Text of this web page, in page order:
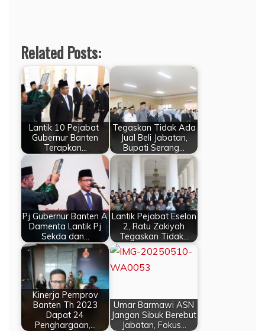
Related Posts:
Lantik 10 Pejabat
Gubernur Banten
Terapkan…
Tegaskan Tidak Ada
Jual Beli Jabatan,
Bupati Serang…
Pj Gubernur Banten A
Damenta Lantik Pj
Sekda dan…
Lantik Pejabat Eselon
2, Ratu Zakiyah
Tegaskan Tidak…
Kinerja Pemprov
Banten Th 2023
Dapat 24
Penghargaan,…
Umar Barmawi ASN
Jangan Sibuk Berebut
Jabatan, Fokus…